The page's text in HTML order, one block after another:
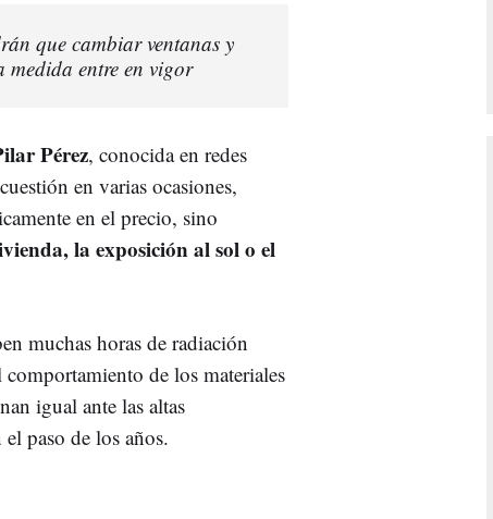
que cambiar ventanas y
medida entre en vigor
Pérez, conocida en redes
en varias ocasiones,
en el precio, sino
la exposición al sol o el
muchas horas de radiación
de los materiales
igual ante las altas
paso de los años.